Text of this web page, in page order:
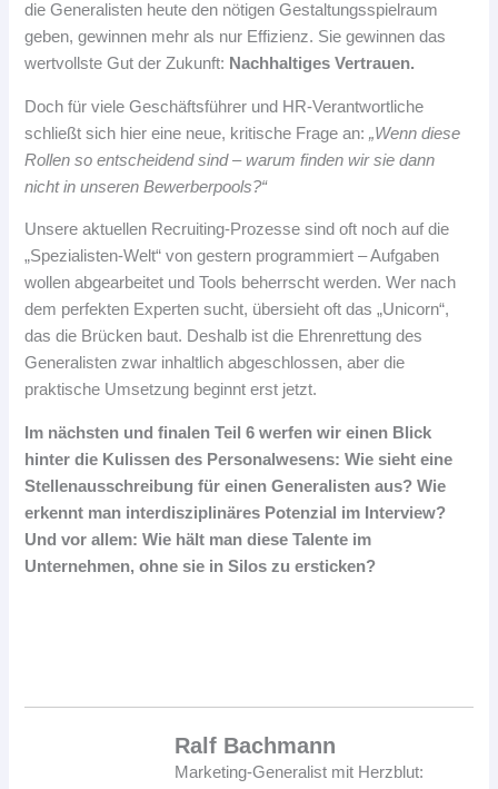
die Generalisten heute den nötigen Gestaltungsspielraum
geben, gewinnen mehr als nur Effizienz. Sie gewinnen das
wertvollste Gut der Zukunft: Nachhaltiges Vertrauen.
Doch für viele Geschäftsführer und HR-Verantwortliche
schließt sich hier eine neue, kritische Frage an:„Wenn diese
Rollen so entscheidend sind – warum finden wir sie dann
nicht in unseren Bewerberpools?“
Unsere aktuellen Recruiting-Prozesse sind oft noch auf die
„Spezialisten-Welt“ von gestern programmiert – Aufgaben
wollen abgearbeitet und Tools beherrscht werden. Wer nach
dem perfekten Experten sucht, übersieht oft das „Unicorn“,
das die Brücken baut. Deshalb ist die Ehrenrettung des
Generalisten zwar inhaltlich abgeschlossen, aber die
praktische Umsetzung beginnt erst jetzt.
Im nächsten und finalen Teil 6 werfen wir einen Blick
hinter die Kulissen des Personalwesens: Wie sieht eine
Stellenausschreibung für einen Generalisten aus? Wie
erkennt man interdisziplinäres Potenzial im Interview?
Und vor allem: Wie hält man diese Talente im
Unternehmen, ohne sie in Silos zu ersticken?
Ralf Bachmann
Marketing-Generalist mit Herzblut: